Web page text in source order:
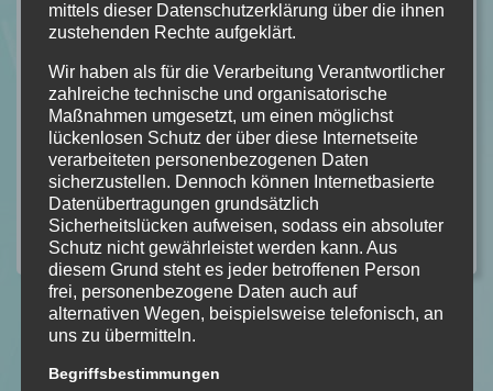
aktualisiert, so das ihr mir selbstredend gerne auch dort
folgen könnt!
Da ich ein totaler “Neuling” bin was diese Seite angeht, freue
ich mich über jede Freundschaftsanfrage um etwas zu
entdecken
weiterlesen
Kategorie:ALLGEMEIN Kommentare: 0
mittels dieser Datenschutzerklärung über die ihnen
zustehenden Rechte aufgeklärt.
Wir haben als für die Verarbeitung Verantwortlicher
zahlreiche technische und organisatorische
Maßnahmen umgesetzt, um einen möglichst
lückenlosen Schutz der über diese Internetseite
verarbeiteten personenbezogenen Daten
sicherzustellen. Dennoch können Internetbasierte
Datenübertragungen grundsätzlich
Sicherheitslücken aufweisen, sodass ein absoluter
Schutz nicht gewährleistet werden kann. Aus
diesem Grund steht es jeder betroffenen Person
frei, personenbezogene Daten auch auf
alternativen Wegen, beispielsweise telefonisch, an
uns zu übermitteln.
Begriffsbestimmungen